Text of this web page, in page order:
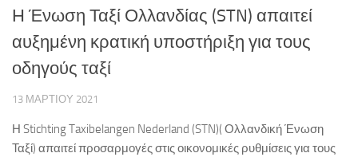
Η Ένωση Ταξί Ολλανδίας (STN) απαιτεί
αυξημένη κρατική υποστήριξη για τους
οδηγούς ταξί
13 ΜΑΡΤΊΟΥ 2021
Η Stichting Taxibelangen Nederland (STN)( Ολλανδική Ένωση
Ταξί) απαιτεί προσαρμογές στις οικονομικές ρυθμίσεις για τους